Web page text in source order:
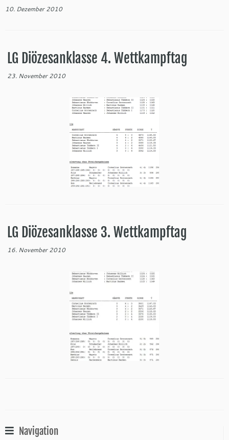
10. Dezember 2010
LG Diözesanklasse 4. Wettkampftag
23. November 2010
LG Diözesanklasse 3. Wettkampftag
16. November 2010
Navigation